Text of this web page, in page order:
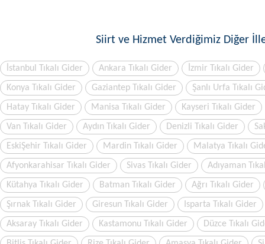
Siirt ve Hizmet Verdiğimiz Diğer
İstanbul Tıkalı Gider Ankara Tıkalı Gider İzmir Tıkalı Gider
Konya Tıkalı Gider Gaziantep Tıkalı Gider Şanlı Urfa Tıkalı
Hatay Tıkalı Gider Manisa Tıkalı Gider Kayseri Tıkalı Gider
Van Tıkalı Gider Aydın Tıkalı Gider Denizli Tıkalı Gider
EskiŞehir Tıkalı Gider Mardin Tıkalı Gider Malatya Tıkalı
Afyonkarahisar Tıkalı Gider Sivas Tıkalı Gider Adıyaman
Kütahya Tıkalı Gider Batman Tıkalı Gider Ağrı Tıkalı Gider
Şırnak Tıkalı Gider Giresun Tıkalı Gider Isparta Tıkalı Gider
Aksaray Tıkalı Gider Kastamonu Tıkalı Gider Düzce Tıkalı